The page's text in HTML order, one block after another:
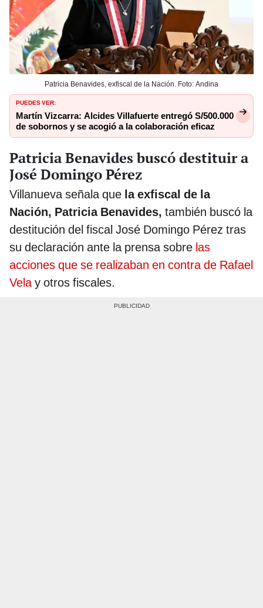
Patricia Benavides, exfiscal de la Nación. Foto: Andina
PUEDES VER:
Martín Vizcarra: Alcides Villafuerte entregó S/500.000
de sobornos y se acogió a la colaboración eficaz
Patricia Benavides buscó destituir a
José Domingo Pérez
Villanueva señala que la exfiscal de la
Nación, Patricia Benavides, también buscó la
destitución del fiscal José Domingo Pérez tras
su declaración ante la prensa sobre las
acciones que se realizaban en contra de Rafael
Vela y otros fiscales.